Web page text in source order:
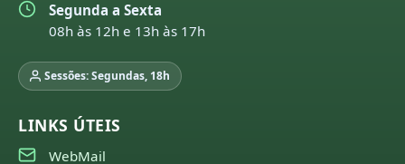
Segunda a Sexta
08h às 12h e 13h às 17h
Sessões: Segundas, 18h
LINKS ÚTEIS
WebMail